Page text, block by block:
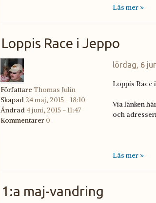
Läs mer »
Loppis Race i Jeppo
Författare Thomas Julin
Skapad 24 maj, 2015 - 18:10
Ändrad4 juni, 2015 - 11:47
Kommentarer 0
lördag, 6
Loppis Race
Via länken
och
Läs mer »
1:a maj-vandring